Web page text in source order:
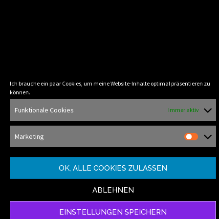
Ich brauche ein paar Cookies, um meine Website-Inhalte optimal präsentieren zu
können.
Funktionale Cookies Immer aktiv
Marketing
OK, ALLE COOKIES ZULASSEN
ABLEHNEN
EINSTELLUNGEN SPEICHERN